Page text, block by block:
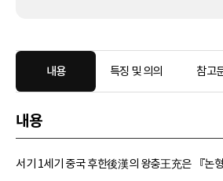
내용 특징 및 의의 참고
내용
서기 1세기 중국 후한後漢의 왕충王充은 『논